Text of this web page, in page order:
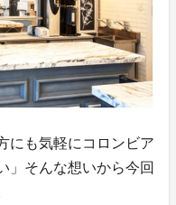
にも気軽にコロンビア
」そんな想いから今回